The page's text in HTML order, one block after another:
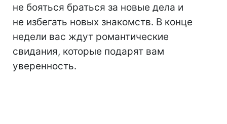
не бояться браться за новые дела и
не избегать новых знакомств. В конце
недели вас ждут романтические
свидания, которые подарят вам
уверенность.